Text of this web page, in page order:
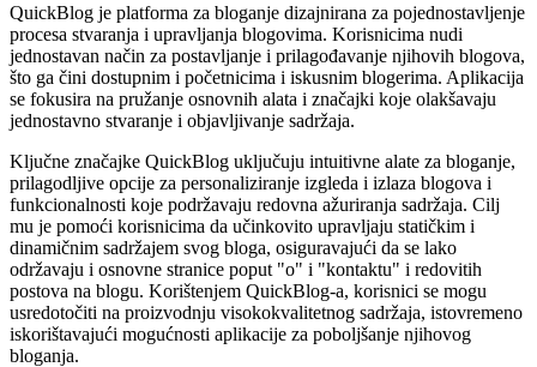
QuickBlog je platforma za bloganje dizajnirana za pojednostavljenje
procesa stvaranja i upravljanja blogovima. Korisnicima nudi
jednostavan način za postavljanje i prilagođavanje njihovih blogova,
što ga čini dostupnim i početnicima i iskusnim blogerima. Aplikacija
se fokusira na pružanje osnovnih alata i značajki koje olakšavaju
jednostavno stvaranje i objavljivanje sadržaja.
Ključne značajke QuickBlog uključuju intuitivne alate za bloganje,
prilagodljive opcije za personaliziranje izgleda i izlaza blogova i
funkcionalnosti koje podržavaju redovna ažuriranja sadržaja. Cilj
mu je pomoći korisnicima da učinkovito upravljaju statičkim i
dinamičnim sadržajem svog bloga, osiguravajući da se lako
održavaju i osnovne stranice poput "o" i "kontaktu" i redovitih
postova na blogu. Korištenjem QuickBlog-a, korisnici se mogu
usredotočiti na proizvodnju visokokvalitetnog sadržaja, istovremeno
iskorištavajući mogućnosti aplikacije za poboljšanje njihovog
bloganja.